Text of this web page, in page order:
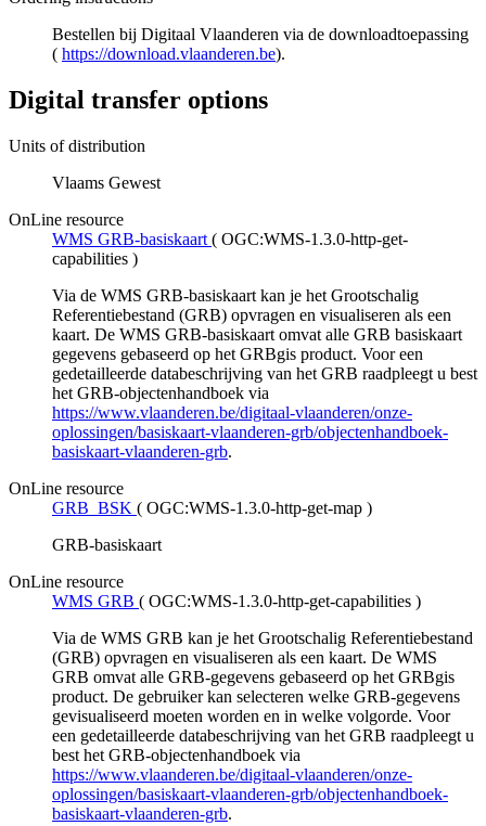
Bestellen bij Digitaal Vlaanderen via de downloadtoepassing
( https://download.vlaanderen.be).
Digital transfer options
Units of distribution
Vlaams Gewest
OnLine resource
WMS GRB-basiskaart ( OGC:WMS-1.3.0-http-get-
capabilities )
Via de WMS GRB-basiskaart kan je het Grootschalig
Referentiebestand (GRB) opvragen en visualiseren als een
kaart. De WMS GRB-basiskaart omvat alle GRB basiskaart
gegevens gebaseerd op het GRBgis product. Voor een
gedetailleerde databeschrijving van het GRB raadpleegt u best
het GRB-objectenhandboek via
https://www.vlaanderen.be/digitaal-vlaanderen/onze-
oplossingen/basiskaart-vlaanderen-grb/objectenhandboek-
basiskaart-vlaanderen-grb.
OnLine resource
GRB_BSK ( OGC:WMS-1.3.0-http-get-map )
GRB-basiskaart
OnLine resource
WMS GRB ( OGC:WMS-1.3.0-http-get-capabilities )
Via de WMS GRB kan je het Grootschalig Referentiebestand
(GRB) opvragen en visualiseren als een kaart. De WMS
GRB omvat alle GRB-gegevens gebaseerd op het GRBgis
product. De gebruiker kan selecteren welke GRB-gegevens
gevisualiseerd moeten worden en in welke volgorde. Voor
een gedetailleerde databeschrijving van het GRB raadpleegt u
best het GRB-objectenhandboek via
https://www.vlaanderen.be/digitaal-vlaanderen/onze-
oplossingen/basiskaart-vlaanderen-grb/objectenhandboek-
basiskaart-vlaanderen-grb.